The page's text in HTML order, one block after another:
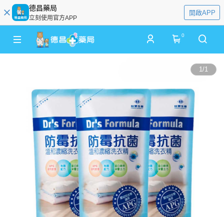
德昌藥局
立刻使用官方APP
開啟APP
0
1/1